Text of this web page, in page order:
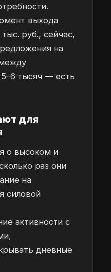
выхода
руб., сейчас,
на
тысяч — есть
для
о высоком и
раз они
на
силовой
активности с
дневные